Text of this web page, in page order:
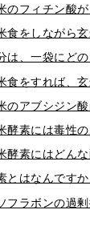
のフィチン酸
食をしながら
は、一袋にど
食をすれば、
のアブシジン
酵素には毒性
酵素にはどん
とはなんですか
フラボンの過